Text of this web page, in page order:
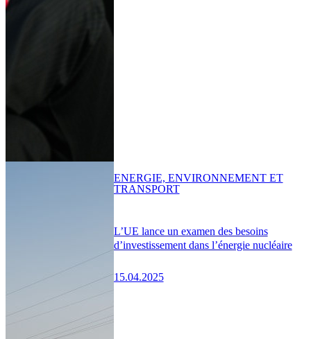
L’UE lance un examen des besoins
d’investissement dans l’énergie nucléaire
15.04.2025
ENERGIE, ENVIRONNEMENT ET
TRANSPORT